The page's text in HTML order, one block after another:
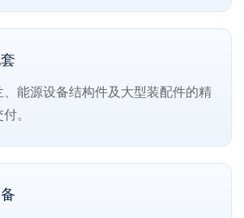
能源设备结构件及大型装配件的精
。